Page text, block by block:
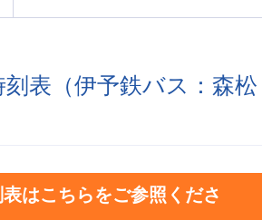
表（伊予鉄バス：森
はこちらをご参照くださ